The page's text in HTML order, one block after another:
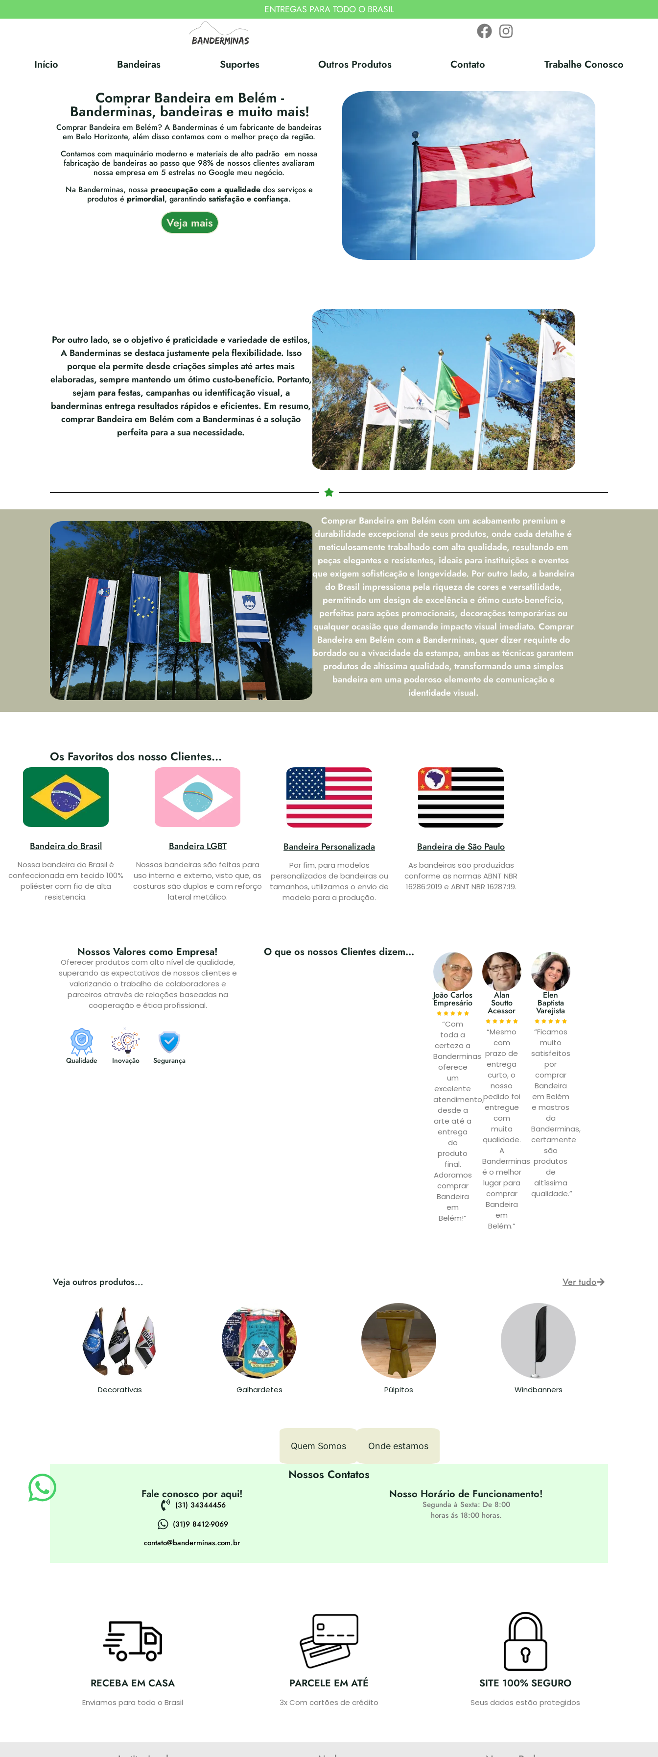
ENTREGAS PARA TODO O BRASIL
Início Bandeiras Suportes Outros Produtos Contato Trabalhe Conosco
Comprar Bandeira em Belém -
Banderminas, bandeiras e muito mais!
Comprar Bandeira em Belém? A Banderminas é um fabricante de bandeiras
em Belo Horizonte, além disso contamos com o melhor preço da região.
Contamos com maquinário moderno e materiais de alto padrão em nossa
fabricação de bandeiras ao passo que 98% de nossos clientes avaliaram
nossa empresa em 5 estrelas no Google meu negócio.
Na Banderminas, nossa preocupação com a qualidadedos serviços e
produtos é primordial, garantindosatisfação e confiança.
Veja mais
Por outro lado, se o objetivo é praticidade e variedade de estilos,
A Banderminas se destaca justamente pela flexibilidade. Isso
porque ela permite desde criações simples até artes mais
elaboradas, sempre mantendo um ótimo custo-benefício. Portanto,
sejam para festas, campanhas ou identificação visual, a
banderminas entrega resultados rápidos e eficientes. Em resumo,
comprar Bandeira em Belém com a Banderminas é a solução
perfeita para a sua necessidade.
Comprar Bandeira em Belém com um acabamento premium e
durabilidade excepcional de seus produtos, onde cada detalhe é
meticulosamente trabalhado com alta qualidade, resultando em
peças elegantes e resistentes, ideais para instituições e eventos
que exigem sofisticação e longevidade. Por outro lado, a bandeira
do Brasil impressiona pela riqueza de cores e versatilidade,
permitindo um design de excelência e ótimo custo-benefício,
perfeitas para ações promocionais, decorações temporárias ou
qualquer ocasião que demande impacto visual imediato. Comprar
Bandeira em Belém com a Banderminas, quer dizer requinte do
bordado ou a vivacidade da estampa, ambas as técnicas garantem
produtos de altíssima qualidade, transformando uma simples
bandeira em uma poderoso elemento de comunicação e
identidade visual.
Os Favoritos dos nosso Clientes...
Bandeira do Brasil
Nossa bandeira do Brasil é
confeccionada em tecido 100%
poliéster com fio de alta
resistencia.
Bandeira LGBT
Nossas bandeiras são feitas para
uso interno e externo, visto que, as
costuras são duplas e com reforço
lateral metálico.
Bandeira Personalizada
Por fim, para modelos
personalizados de bandeiras ou
tamanhos, utilizamos o envio de
modelo para a produção.
Bandeira de São Paulo
As bandeiras são produzidas
conforme as normas ABNT NBR
16286:2019 e ABNT NBR 16287:19.
Nossos Valores como Empresa!
Oferecer produtos com alto nível de qualidade,
superando as expectativas de nossos clientes e
valorizando o trabalho de colaboradores e
parceiros através de relações baseadas na
cooperação e ética profissional.
Qualidade Inovação Segurança
O que os nossos Clientes dizem...
João Carlos
Empresário
“Com
toda a
certeza a
Banderminas
oferece
um
excelente
atendimento,
desde a
arte até a
entrega
do
produto
final.
Adoramos
comprar
Bandeira
em
Belém!”
Alan
Soutto
Acessor
“Mesmo
com
prazo de
entrega
curto, o
nosso
pedido foi
entregue
com
muita
qualidade.
A
Banderminas
é o melhor
lugar para
comprar
Bandeira
em
Belém.”
Elen
Baptista
Varejista
“Ficamos
muito
satisfeitos
por
comprar
Bandeira
em Belém
e mastros
da
Banderminas,
certamente
são
produtos
de
altíssima
qualidade.”
Veja outros produtos... Ver tudo
Decorativas Galhardetes Púlpitos Windbanners
Quem Somos Onde estamos
Nossos Contatos
Fale conosco por aqui!
(31) 34344456
(31)9 8412-9069
contato@banderminas.com.br
Nosso Horário de Funcionamento!
Segunda à Sexta: De 8:00
horas ás 18:00 horas.
RECEBA EM CASA
Enviamos para todo o Brasil
PARCELE EM ATÉ
3x Com cartões de crédito
SITE 100% SEGURO
Seus dados estão protegidos